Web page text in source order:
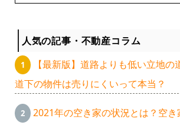
人気の記事・不動産コラム
【最新版】道路よりも低い立地の
道下の物件は売りにくいって本当？
2021年の空き家の状況とは？空き